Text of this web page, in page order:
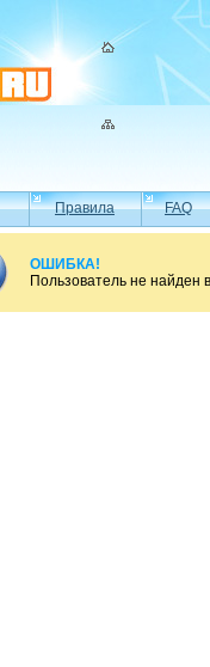
Правила FAQ
ОШИБКА!
Пользователь не найден